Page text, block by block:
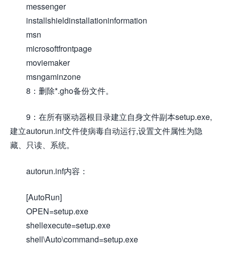
messenger
installshieldinstallationinformation
msn
microsoftfrontpage
moviemaker
msngaminzone
8：删除*.gho备份文件。
9：在所有驱动器根目录建立自身文件副本setup.exe,
建立autorun.inf文件使病毒自动运行,设置文件属性为隐
藏、只读、系统。
autorun.inf内容：
[AutoRun]
OPEN=setup.exe
shellexecute=setup.exe
shell\Auto\command=setup.exe